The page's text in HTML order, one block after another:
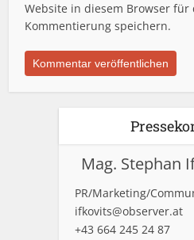
Website in diesem Browser für
Kommentierung speichern.
Mag. Stephan
PR/Marketing/
ifkovits@observer.at
+43 664 245 24 87